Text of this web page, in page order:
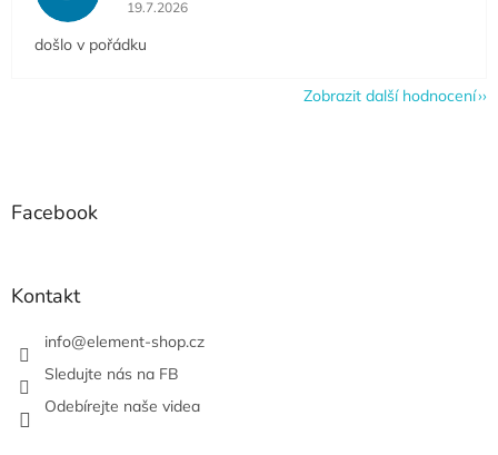
19.7.2026
došlo v pořádku
Zobrazit další hodnocení
Facebook
Kontakt
info@element-shop.cz
Sledujte nás na FB
Odebírejte naše videa